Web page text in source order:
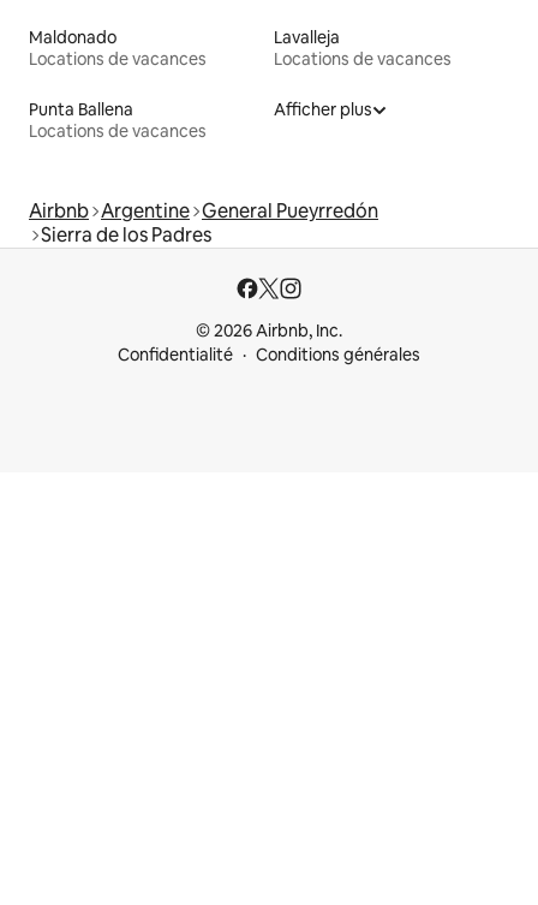
Maldonado
Locations de vacances
Lavalleja
Locations de vacances
Punta Ballena
Locations de vacances
Afficher plus
Airbnb Argentine General Pueyrredón
Sierra de los Padres
© 2026 Airbnb, Inc.
Confidentialité
Conditions générales